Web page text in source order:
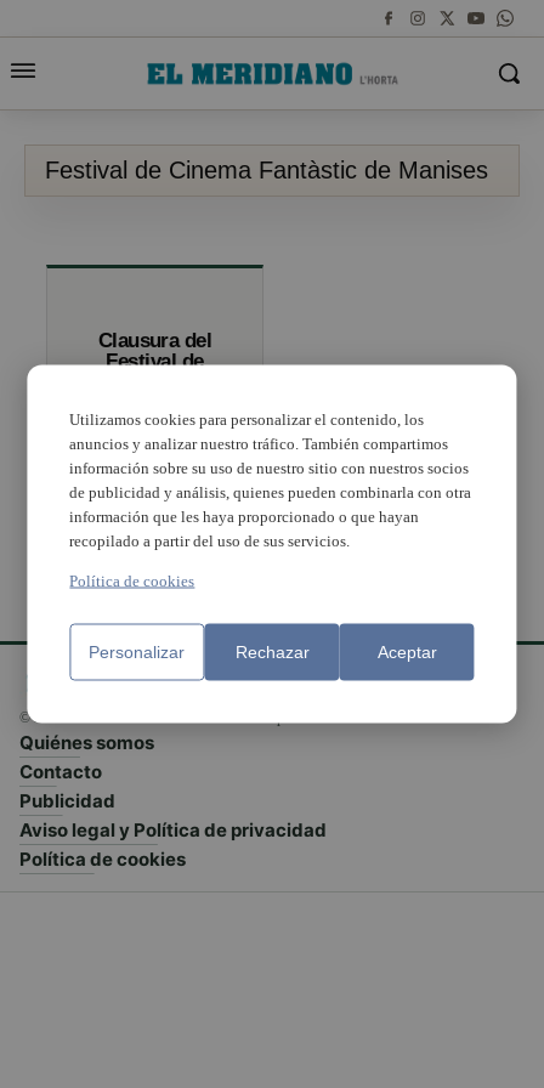
Festival de Cinema Fantàstic de Manises
Clausura del
Festival de
Manises
© El Meridiano L'Horta 2026 - Valencia - España
Quiénes somos
Contacto
Publicidad
Aviso legal y Política de privacidad
Política de cookies
Utilizamos cookies para personalizar el contenido, los
anuncios y analizar nuestro tráfico. También compartimos
información sobre su uso de nuestro sitio con nuestros socios
de publicidad y análisis, quienes pueden combinarla con otra
información que les haya proporcionado o que hayan
recopilado a partir del uso de sus servicios.
Política de cookies
Personalizar Rechazar Aceptar